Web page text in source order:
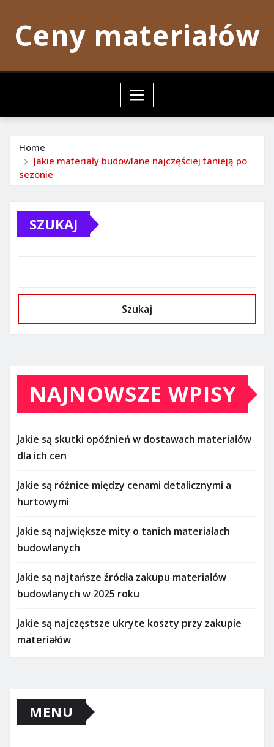
contentCeny materiałów
Home
Jakie materiały budowlane najczęściej tanieją po
sezonie
SZUKAJ
Szukaj
NAJNOWSZE WPISY
Jakie są skutki opóźnień w dostawach materiałów
dla ich cen
Jakie są różnice między cenami detalicznymi a
hurtowymi
Jakie są największe mity o tanich materiałach
budowlanych
Jakie są najtańsze źródła zakupu materiałów
budowlanych w 2025 roku
Jakie są najczęstsze ukryte koszty przy zakupie
materiałów
MENU